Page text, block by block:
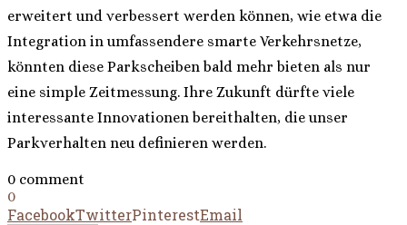
erweitert und verbessert werden können, wie etwa die
Integration in umfassendere smarte Verkehrsnetze,
könnten diese Parkscheiben bald mehr bieten als nur
eine simple Zeitmessung. Ihre Zukunft dürfte viele
interessante Innovationen bereithalten, die unser
Parkverhalten neu definieren werden.
0 comment
0
FacebookTwitterPinterestEmail